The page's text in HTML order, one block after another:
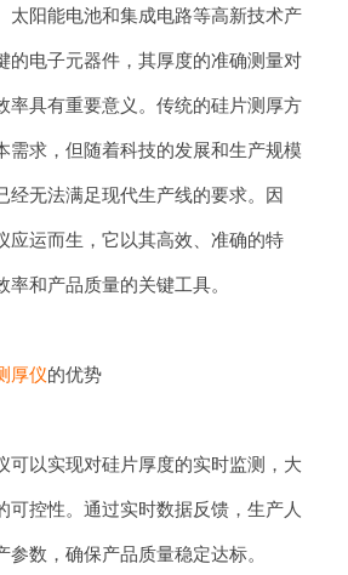
阳能电池和集成电路等高新技术产
的电子元器件，其厚度的准确测量对
率具有重要意义。传统的硅片测厚方
需求，但随着科技的发展和生产规模
经无法满足现代生产线的要求。因
应运而生，它以其高效、准确的特
和产品质量的关键工具。
厚仪的优势
以实现对硅片厚度的实时监测，大
可控性。通过实时数据反馈，生产人
参数，确保产品质量稳定达标。